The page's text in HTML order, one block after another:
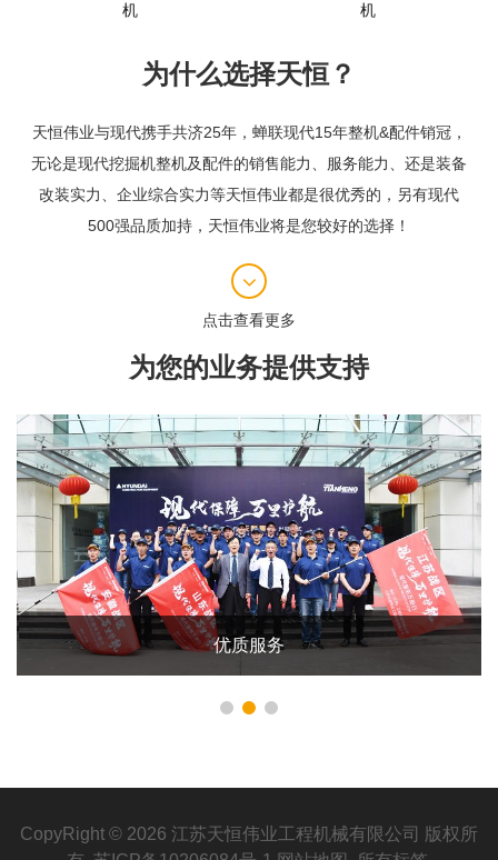
机
机
为什么选择天恒？
天恒伟业与现代携手共济25年，蝉联现代15年整机&配件销冠，
无论是现代挖掘机整机及配件的销售能力、服务能力、还是装备
改装实力、企业综合实力等天恒伟业都是很优秀的，另有现代
500强品质加持，天恒伟业将是您较好的选择！
为您的业务提供支持
优质服务
CopyRight © 2026 江苏天恒伟业工程机械有限公司 版权所